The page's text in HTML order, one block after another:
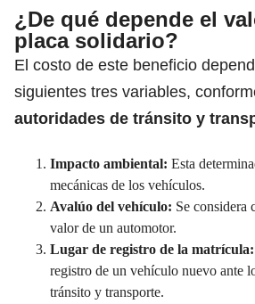
¿De qué depende el
placa solidario?
El costo de este beneficio
siguientes tres variables,
autoridades de tránsito y
Impacto ambiental: Esta
mecánicas de los vehículos.
Avalúo del vehículo: Se considera
valor de un automotor.
Lugar de registro de la matrícula:
registro de un vehículo nuevo ante
tránsito y transporte.